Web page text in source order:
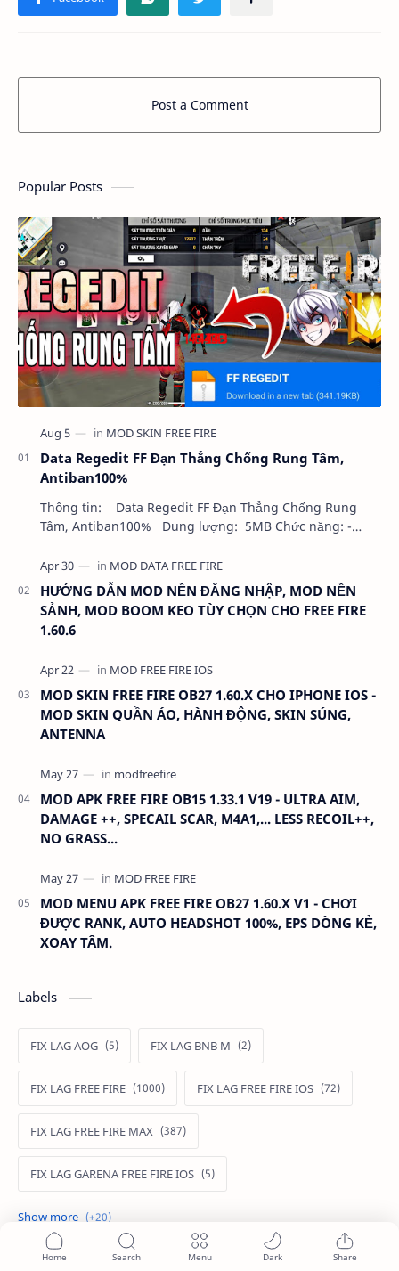
Post a Comment
Popular Posts
Data Regedit FF Đạn Thẳng Chống Rung Tâm,
Antiban100%
Thông tin: Data Regedit FF Đạn Thẳng Chống Rung
Tâm, Antiban100% Dung lượng: 5MB Chức năng: -
HƯỚNG DẪN MOD NỀN ĐĂNG NHẬP, MOD NỀN
SẢNH, MOD BOOM KEO TÙY CHỌN CHO FREE FIRE
1.60.6
MOD SKIN FREE FIRE OB27 1.60.X CHO IPHONE IOS -
MOD SKIN QUẦN ÁO, HÀNH ĐỘNG, SKIN SÚNG,
ANTENNA
MOD APK FREE FIRE OB15 1.33.1 V19 - ULTRA AIM,
DAMAGE ++, SPECAIL SCAR, M4A1,... LESS RECOIL++,
NO GRASS...
MOD MENU APK FREE FIRE OB27 1.60.X V1 - CHƠI
ĐƯỢC RANK, AUTO HEADSHOT 100%, EPS DÒNG KẺ,
XOAY TÂM.
Labels
FIX LAG AOG FIX LAG BNB M
FIX LAG FREE FIRE FIX LAG FREE FIRE IOS
FIX LAG FREE FIRE MAX
FIX LAG GARENA FREE FIRE IOS
FIX LAG LIÊN QUÂN MOBILE
FIXLAGLIENQUAN HACK AOG